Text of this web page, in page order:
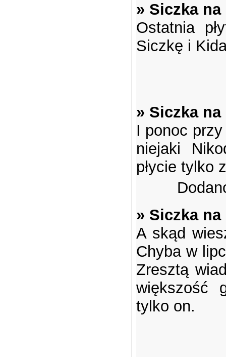
» Siczka
Ostatnia
Siczkę i
» Siczka
I ponoc przy
niejaki
płycie tylko
» Siczka
A skąd
Chyba w
Zresztą
większość
tylko on.